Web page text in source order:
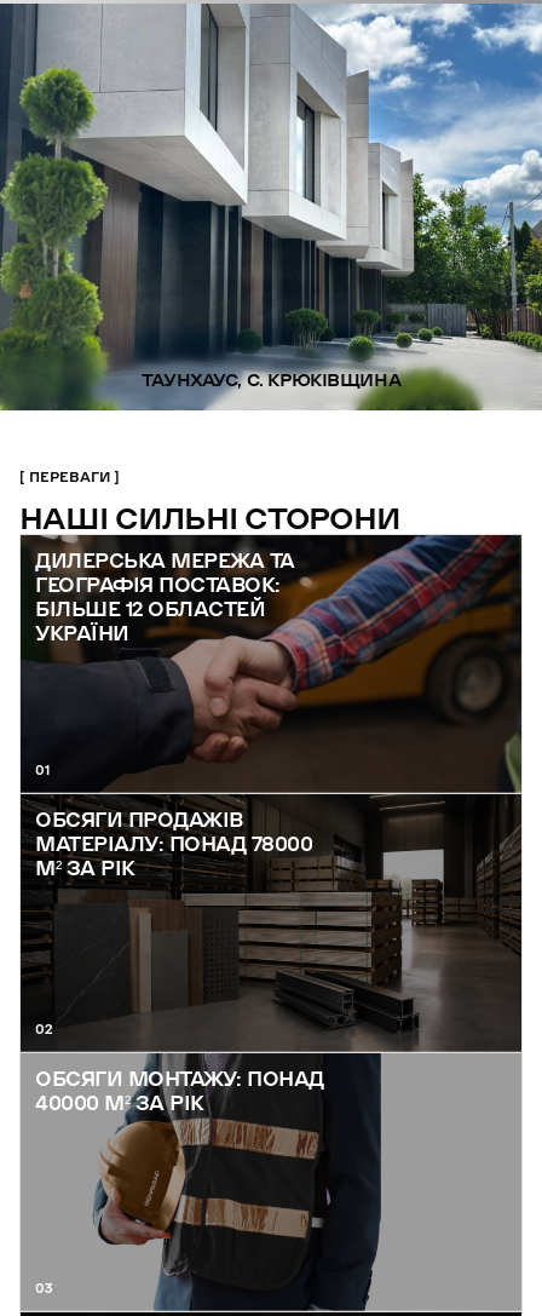
ТАУНХАУС, С. КРЮКІВЩИНА
ПЕРЕВАГИ
НАШІ СИЛЬНІ СТОРОНИ
ДИЛЕРСЬКА МЕРЕЖА ТА
ГЕОГРАФІЯ ПОСТАВОК:
БІЛЬШЕ 12 ОБЛАСТЕЙ
УКРАЇНИ
01
ОБСЯГИ ПРОДАЖІВ
МАТЕРІАЛУ: ПОНАД 78000
М² ЗА РІК
02
ОБСЯГИ МОНТАЖУ: ПОНАД
40000 М² ЗА РІК
03